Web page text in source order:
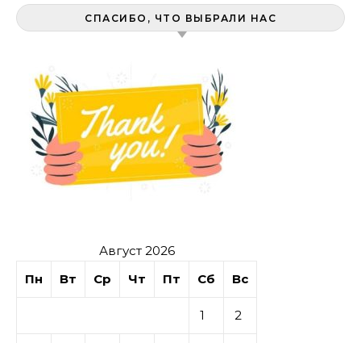
СПАСИБО, ЧТО ВЫБРАЛИ НАС
Август 2026
Пн
Вт Ср Чт Пт Сб Вс
1 2